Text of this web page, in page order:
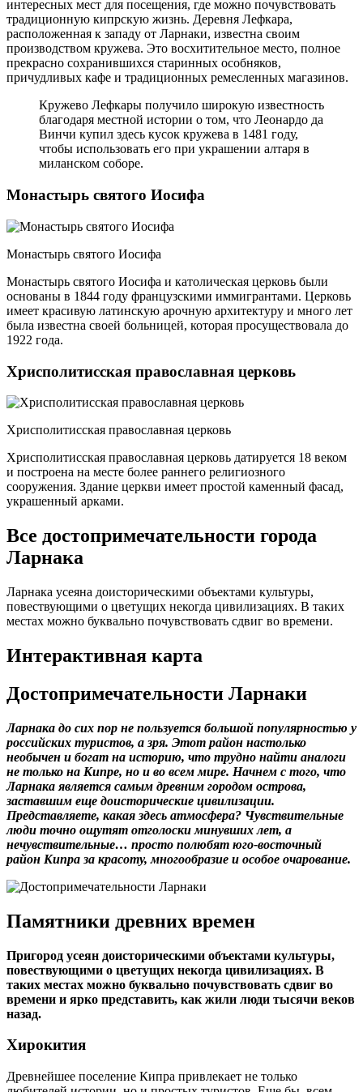
интересных мест для посещения, где можно почувствовать
традиционную кипрскую жизнь. Деревня Лефкара,
расположенная к западу от Ларнаки, известна своим
производством кружева. Это восхитительное место, полное
прекрасно сохранившихся старинных особняков,
причудливых кафе и традиционных ремесленных магазинов.
Кружево Лефкары получило широкую известность
благодаря местной истории о том, что Леонардо да
Винчи купил здесь кусок кружева в 1481 году,
чтобы использовать его при украшении алтаря в
миланском соборе.
Монастырь святого Иосифа
Монастырь святого Иосифа
Монастырь святого Иосифа и католическая церковь были
основаны в 1844 году французскими иммигрантами. Церковь
имеет красивую латинскую арочную архитектуру и много лет
была известна своей больницей, которая просуществовала до
1922 года.
Хрисполитисская православная церковь
Хрисполитисская православная церковь
Хрисполитисская православная церковь датируется 18 веком
и построена на месте более раннего религиозного
сооружения. Здание церкви имеет простой каменный фасад,
украшенный арками.
Все достопримечательности города
Ларнака
Ларнака усеяна доисторическими объектами культуры,
повествующими о цветущих некогда цивилизациях. В таких
местах можно буквально почувствовать сдвиг во времени.
Интерактивная карта
Достопримечательности Ларнаки
Ларнака до сих пор не пользуется большой популярностью у
российских туристов, а зря. Этот район настолько
необычен и богат на историю, что трудно найти аналоги
не только на Кипре, но и во всем мире. Начнем с того, что
Ларнака является самым древним городом острова,
заставшим еще доисторические цивилизации.
Представляете, какая здесь атмосфера? Чувствительные
люди точно ощутят отголоски минувших лет, а
нечувствительные… просто полюбят юго-восточный
район Кипра за красоту, многообразие и особое очарование.
Памятники древних времен
Пригород усеян доисторическими объектами культуры,
повествующими о цветущих некогда цивилизациях. В
таких местах можно буквально почувствовать сдвиг во
времени и ярко представить, как жили люди тысячи веков
назад.
Хирокития
Древнейшее поселение Кипра привлекает не только